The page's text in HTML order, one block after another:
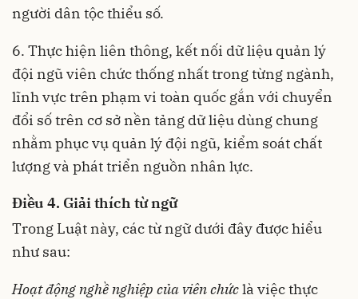
người dân tộc thiểu số.
6. Thực hiện liên thông, kết nối dữ liệu quản lý
đội ngũ viên chức thống nhất trong từng ngành,
lĩnh vực trên phạm vi toàn quốc gắn với chuyển
đổi số trên cơ sở nền tảng dữ liệu dùng chung
nhằm phục vụ quản lý đội ngũ, kiểm soát chất
lượng và phát triển nguồn nhân lực.
Điều 4. Giải thích từ ngữ
Trong Luật này, các từ ngữ dưới đây được hiểu
như sau:
Hoạt động nghề nghiệp của viên chứclà việc thực